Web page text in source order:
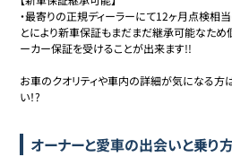
・最寄りの正規ディーラーにて12ヶ月点検相
とにより新車保証もまだまだ継承可能なた
ーカー保証を受けることが出来ます!!
お車のクオリティや車内の詳細が気になる方
い！?
オーナーと愛車の出会いと乗り